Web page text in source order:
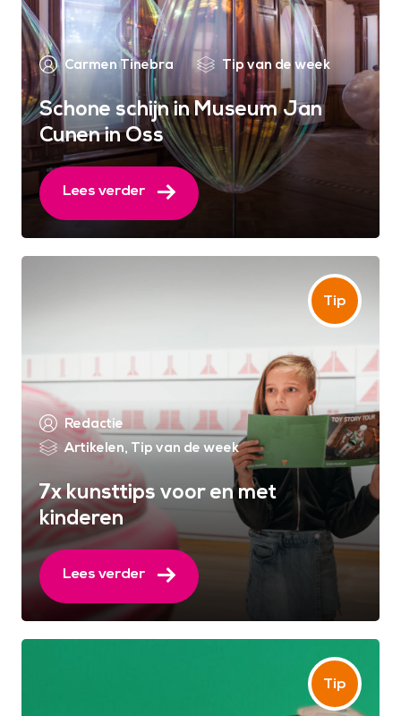
Carmen Tinebra Tip van de week
Schone schijn in Museum Jan
Cunen in Oss
Lees verder
Redactie
Artikelen, Tip van de week
7x kunsttips voor en met
kinderen
Lees verder